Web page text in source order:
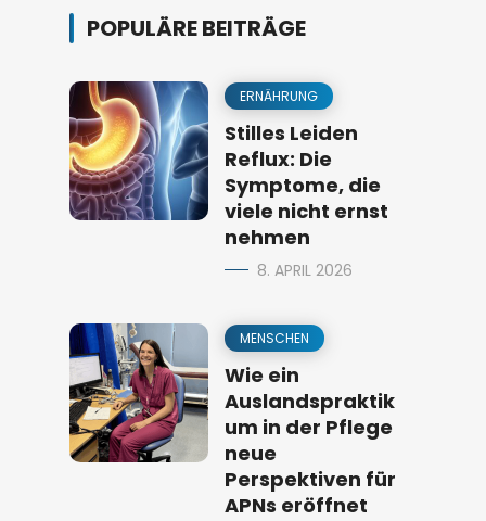
POPULÄRE BEITRÄGE
ERNÄHRUNG
Stilles Leiden
Reflux: Die
Symptome, die
viele nicht ernst
nehmen
8. APRIL 2026
MENSCHEN
Wie ein
Auslandspraktik
um in der Pflege
neue
Perspektiven für
APNs eröffnet